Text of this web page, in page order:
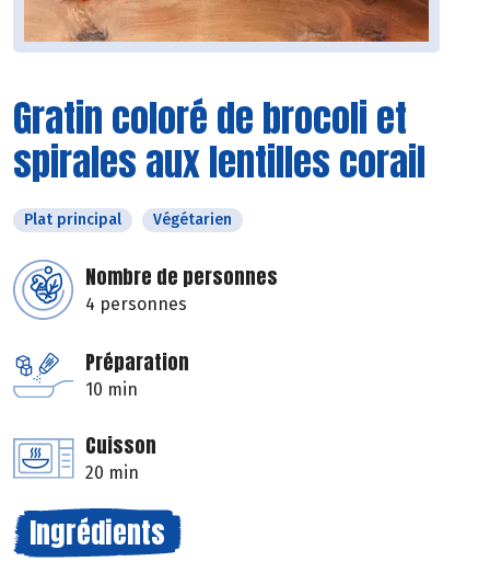
Gratin coloré de brocoli et
spirales aux lentilles corail
Plat principal Végétarien
Nombre de personnes
4 personnes
Préparation
10 min
Cuisson
20 min
Ingrédients